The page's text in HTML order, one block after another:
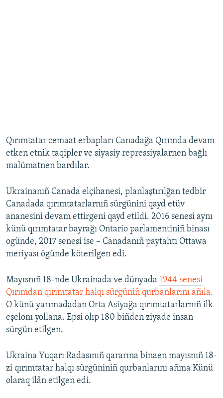
Qırımtatar cemaat erbapları Canadağa Qırımda devam
etken etnik taqipler ve siyasiy repressiyalarnen bağlı
malümatnen bardılar.
Ukrainanıñ Canada elçihanesi, planlaştırılğan tedbir
Canadada qırımtatarlarnıñ sürgünini qayd etüv
ananesini devam ettirgeni qayd etildi. 2016 senesi aynı
künü qırımtatar bayrağı Ontario parlamentiniñ binası
ogünde, 2017 senesi ise – Canadanıñ paytahtı Ottawa
meriyası ögünde köterilgen edi.
Mayısnıñ 18-nde Ukrainada ve dünyada 1944 senesi
Qırımdan qırımtatar halqı sürgüniñ qurbanlarını añıla.
O künü yarımadadan Orta Asiyağa qırımtatarlarnıñ ilk
eşelonı yollana. Epsi olıp 180 biñden ziyade insan
sürgün etilgen.
Ukraina Yuqarı Radasınıñ qararına binaen mayısnıñ 18-
zi qırımtatar halqı sürgüniniñ qurbanlarını añma Künü
olaraq ilân etilgen edi.